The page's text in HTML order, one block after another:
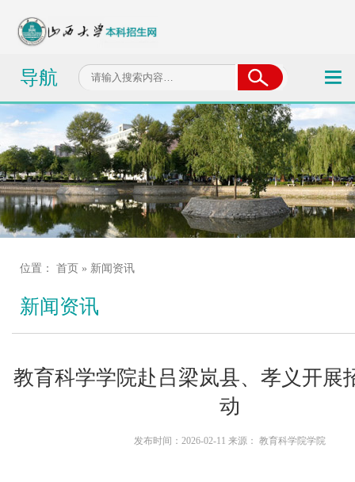
导航
新闻资讯
位置： 首页 » 新闻资讯
教育科学学院赴吕梁岚县、孝义开展
动
发布时间：2026-02-11 来源： 教育科学院学院